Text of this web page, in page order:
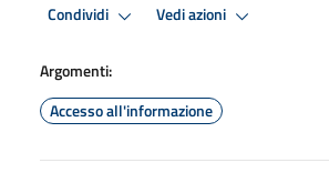
Condividi Vedi azioni
Argomenti:
Accesso all'informazione